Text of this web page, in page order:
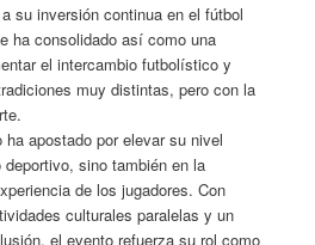
su inversión continua en el fútbol
ha consolidado así como una
el intercambio futbolístico y
muy distintas, pero con la
apostado por elevar su nivel
sino también en la
de los jugadores. Con
culturales paralelas y un
el evento refuerza su rol como